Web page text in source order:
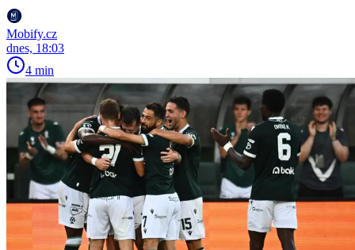
Mobify.cz
dnes, 18:03
4 min